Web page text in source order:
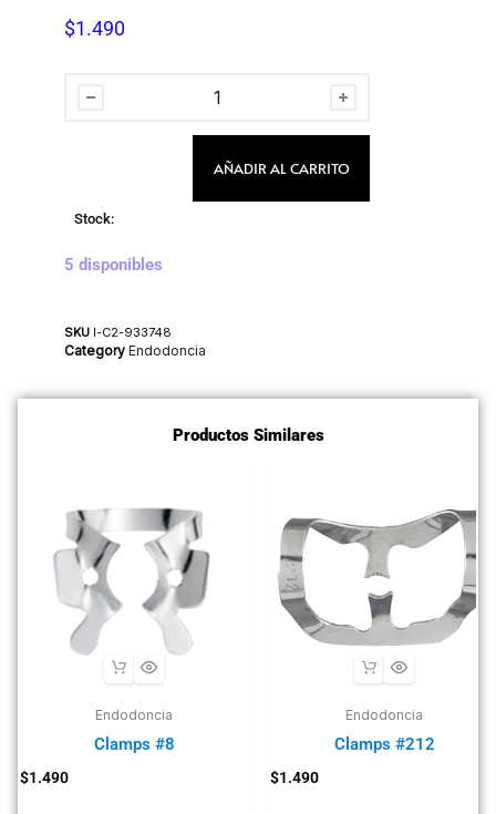
$1.490
AÑADIR AL CARRITO
Stock:
5 disponibles
SKU I-C2-933748
Category Endodoncia
Productos Similares
Endodoncia
Clamps #8
$1.490
Endodoncia
Clamps #212
$1.490